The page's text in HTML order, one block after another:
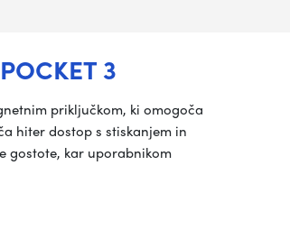
3
priključkom, ki omogoča
hiter dostop s stiskanjem in
gostote, kar uporabnikom